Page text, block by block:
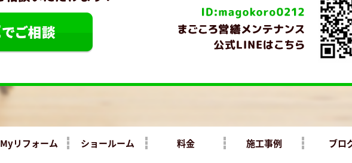
Myリフォーム ショールーム 料金 施工事例 ブロ